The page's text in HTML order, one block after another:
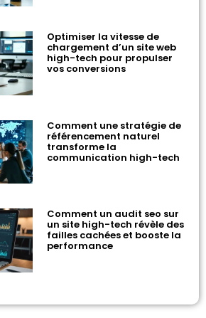
Optimiser la vitesse de
chargement d’un site web
high-tech pour propulser
vos conversions
Comment une stratégie de
référencement naturel
transforme la
communication high-tech
Comment un audit seo sur
un site high-tech révèle des
failles cachées et booste la
performance